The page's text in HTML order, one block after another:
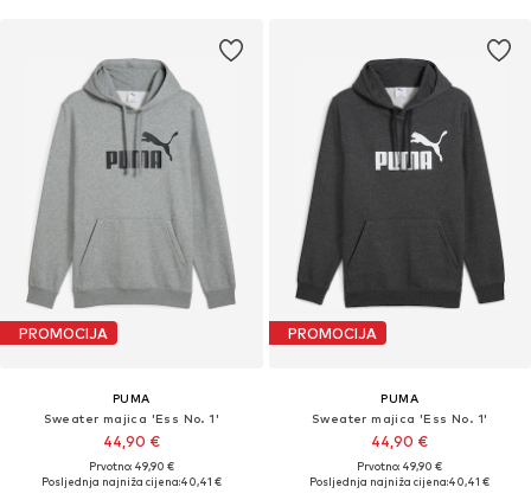
PROMOCIJA
PUMA
Sweater majica 'Ess No. 1'
44,90 €
Prvotno: 49,90 €
Posljednja najniža cijena:40,41 €
PROMOCIJA
PUMA
Sweater majica 'Ess No. 1'
44,90 €
Prvotno: 49,90 €
Posljednja najniža cijena:40,41 €